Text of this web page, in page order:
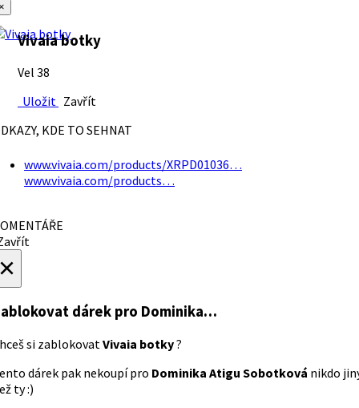
Vivaia botky
Vel 38
Uložit Zavřít
KDE TO SEHNAT
www.vivaia.com/products/XRPD01036…
www.vivaia.com/products…
dárek pro Dominika…
si zablokovatVivaia botky?
dárek pak nekoupí pro Dominika Atigu Sobotková nikdo
ty :)